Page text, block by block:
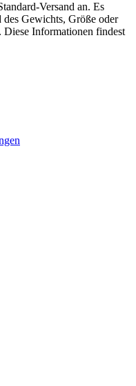
Versand an. Es
Gewichts, Größe oder
Diese Informationen findest